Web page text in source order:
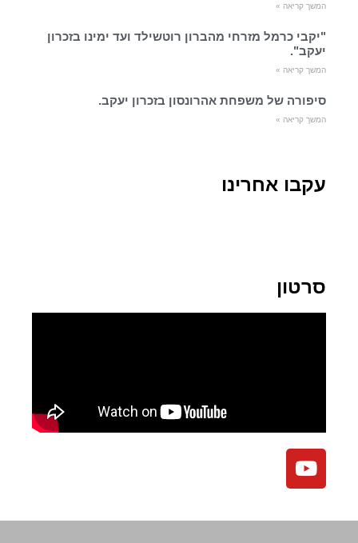
המשך קריאה »
"יקבי כרמל מזרחי מהברון רוטשילד ועד ימינו בזכרון
יעקב".
המשך קריאה »
סיפורה של משפחת אהרונסון בזכרון יעקב.
המשך קריאה »
עקבו אחרינו
סרטון